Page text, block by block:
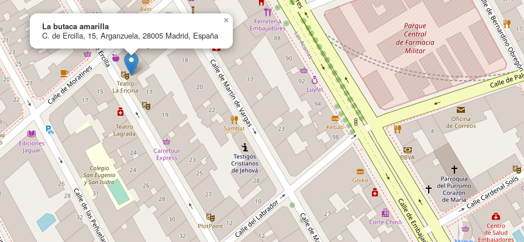
La butaca amarilla
C. de Ercilla, 15, Arganzuela, 28005 Madrid, España
×